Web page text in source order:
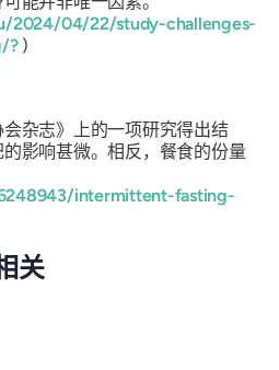
2024/04/22/study-challenges-
?)
杂志》上的一项研究得出结
影响甚微。相反，餐食的份量
intermittent-fasting-
关